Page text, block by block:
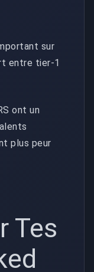
sur
entre tier-1
ont un
plus peur
Tes